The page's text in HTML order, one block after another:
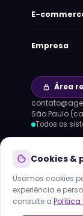
E-
Empresa
Área
São Paulo
Todos os
TECNOLOGIAS
© 2013–2026
Cookies &
Usamos cookies
experiência e
consulte a Política